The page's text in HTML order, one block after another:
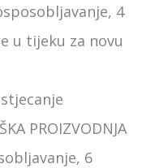
4
u tijeku za novu
PROIZVODNJA
6